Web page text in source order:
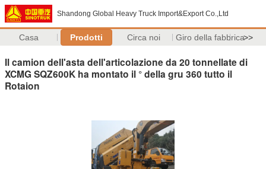
Shandong Global Heavy Truck Import&Export Co.,Ltd
Casa Prodotti Circa noi Giro della fabbrica>>
Il camion dell'asta dell'articolazione da 20 tonnellate di
XCMG SQZ600K ha montato il ° della gru 360 tutto il
Rotaion